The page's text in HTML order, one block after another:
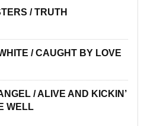
/ TRUTH
/ CAUGHT BY LOVE
/ ALIVE AND KICKIN’
WELL